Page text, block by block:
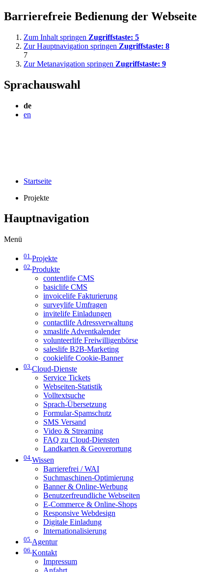
Barrierefreie Bedienung der Webseite
Zum Inhalt springen Zugriffstaste: 5
Zur Hauptnavigation springen Zugriffstaste: 8
7
Zur Metanavigation springen Zugriffstaste: 9
Sprachauswahl
de
en
Startseite
Projekte
Hauptnavigation
Menü
01 Projekte
02 Produkte
contentlife CMS
basiclife CMS
invoicelife Fakturierung
surveylife Umfragen
invitelife Einladungen
contactlife Adressverwaltung
xmaslife Adventkalender
volunteerlife Freiwilligenbörse
saleslife B2B-Marketing
cookielife Cookie-Banner
03 Cloud-Dienste
Service Tickets
Webseiten-Statistik
Volltextsuche
Sprach-Übersetzung
Formular-Spamschutz
SMS Versand
Video & Streaming
FAQ zu Cloud-Diensten
Landkarten & Geoverortung
04 Wissen
Barrierefrei / WAI
Suchmaschinen-Optimierung
Banner & Online-Werbung
Benutzerfreundliche Webseiten
E-Commerce & Online-Shops
Responsive Webdesign
Digitale Einladung
Internationalisierung
05 Agentur
06 Kontakt
Impressum